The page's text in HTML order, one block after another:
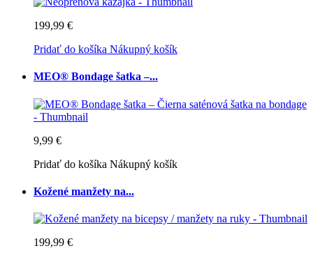
199,99 €
Pridať do košíka Nákupný košík
MEO® Bondage šatka –...
9,99 €
Pridať do košíka Nákupný košík
Kožené manžety na...
199,99 €